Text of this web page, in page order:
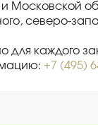
Московской
северо-
каждого
+7 (495)